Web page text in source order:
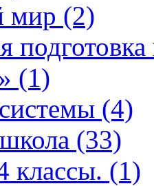
(2)
(1)
(4)
(33)
классы. (1)